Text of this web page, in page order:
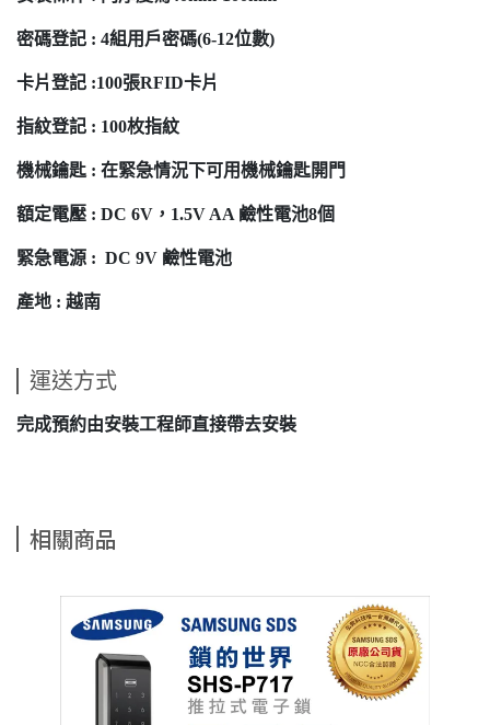
密碼登記 : 4組用戶密碼(6-12位數)
卡片登記 :100張RFID卡片
指紋登記 : 100枚指紋
機械鑰匙 : 在緊急情況下可用機械鑰匙開門
額定電壓 : DC 6V，1.5V AA 鹼性電池8個
緊急電源 : DC 9V 鹼性電池
產地 : 越南
運送方式
完成預約由安裝工程師直接帶去安裝
相關商品